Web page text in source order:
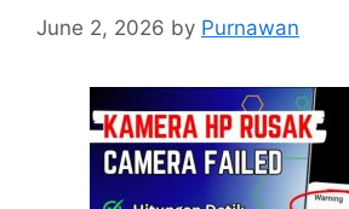
June 2, 2026 by Purnawan